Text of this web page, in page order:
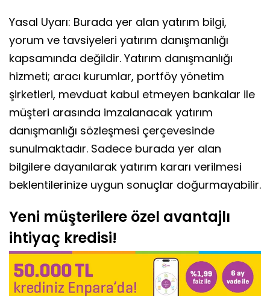
Yasal Uyarı: Burada yer alan yatırım bilgi,
yorum ve tavsiyeleri yatırım danışmanlığı
kapsamında değildir. Yatırım danışmanlığı
hizmeti; aracı kurumlar, portföy yönetim
şirketleri, mevduat kabul etmeyen bankalar ile
müşteri arasında imzalanacak yatırım
danışmanlığı sözleşmesi çerçevesinde
sunulmaktadır. Sadece burada yer alan
bilgilere dayanılarak yatırım kararı verilmesi
beklentilerinize uygun sonuçlar doğurmayabilir.
Yeni müşterilere özel avantajlı
ihtiyaç kredisi!